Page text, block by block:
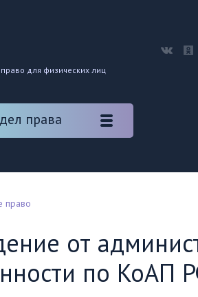
для физических лиц
права
право
от
по КоАП